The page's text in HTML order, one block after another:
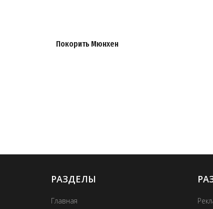
Покорить Мюнхен
РАЗДЕЛЫ
Главная